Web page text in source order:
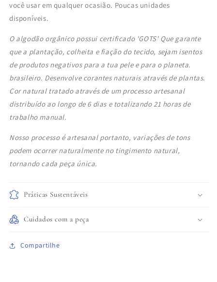
você usar em qualquer ocasião. Poucas unidades
disponíveis.
O algodão orgânico possui certificado 'GOTS' Que garante
que a plantação, colheita e fiação do tecido, sejam isentos
de produtos negativos para a tua pele e para o planeta.
brasileiro. Desenvolve corantes naturais através de plantas.
Cor natural tratado através de um processo artesanal
distribuído ao longo de 6 dias e totalizando 21 horas de
trabalho manual.
Nosso processo é artesanal portanto, variações de tons
podem ocorrer naturalmente no tingimento natural,
tornando cada peça única.
Práticas Sustentáveis
Cuidados com a peça
Compartilhe